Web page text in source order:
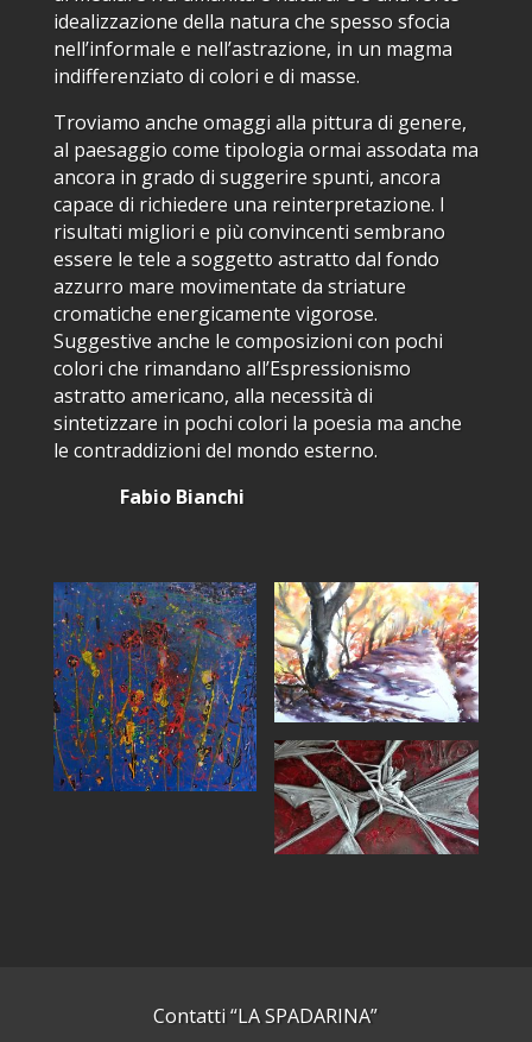
idealizzazione della natura che spesso sfocia
nell’informale e nell’astrazione, in un magma
indifferenziato di colori e di masse.
Troviamo anche omaggi alla pittura di genere,
al paesaggio come tipologia ormai assodata ma
ancora in grado di suggerire spunti, ancora
capace di richiedere una reinterpretazione. I
risultati migliori e più convincenti sembrano
essere le tele a soggetto astratto dal fondo
azzurro mare movimentate da striature
cromatiche energicamente vigorose.
Suggestive anche le composizioni con pochi
colori che rimandano all’Espressionismo
astratto americano, alla necessità di
sintetizzare in pochi colori la poesia ma anche
le contraddizioni del mondo esterno.
Fabio Bianchi
Contatti “LA SPADARINA”